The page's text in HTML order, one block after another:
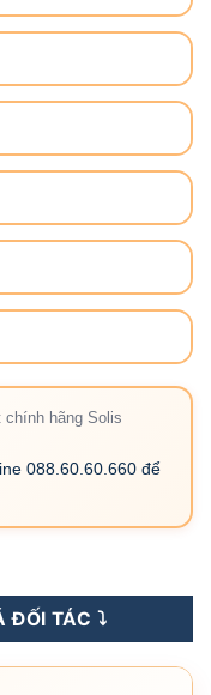
hãng Solis
088.60.60.660 để
6KW 1 Pha số lượng
ĐỐI TÁC ⤵️